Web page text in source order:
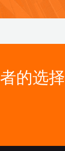
的选择